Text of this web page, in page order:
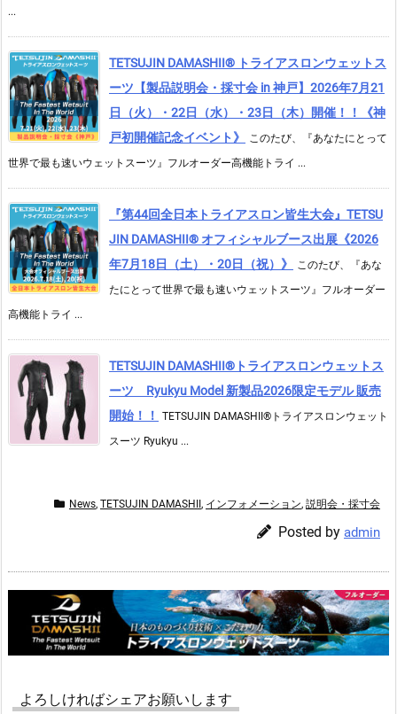
...
TETSUJIN DAMASHII® トライアスロンウェットス
ーツ【製品説明会・採寸会 in 神戸】2026年7月21
日（火）・22日（水）・23日（木）開催！！《神
戸初開催記念イベント》
このたび、『あなたにとって
世界で最も速いウェットスーツ』フルオーダー高機能トライ ...
『第44回全日本トライアスロン皆生大会』TETSU
JIN DAMASHII® オフィシャルブース出展《2026
年7月18日（土）・20日（祝）》
このたび、『あな
たにとって世界で最も速いウェットスーツ』フルオーダー
高機能トライ ...
TETSUJIN DAMASHII®︎トライアスロンウェットス
ーツ Ryukyu Model 新製品2026限定モデル 販売
開始！！
TETSUJIN DAMASHII®︎トライアスロンウェット
スーツ Ryukyu ...
News, TETSUJIN DAMASHII , インフォメーション, 説明会・採寸会
Posted by admin
よろしければシェアお願いします